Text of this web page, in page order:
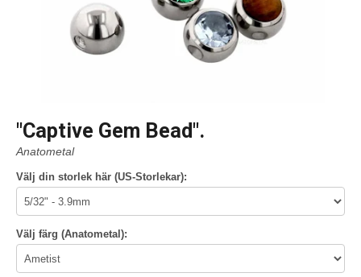
"Captive Gem Bead".
Anatometal
Välj din storlek här (US-Storlekar):
Välj färg (Anatometal):